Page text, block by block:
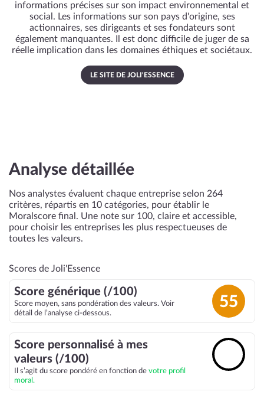
informations précises sur son impact environnemental et
social. Les informations sur son pays d'origine, ses
actionnaires, ses dirigeants et ses fondateurs sont
également manquantes. Il est donc difficile de juger de sa
réelle implication dans les domaines éthiques et sociétaux.
LE SITE DE JOLI'ESSENCE
Analyse détaillée
Nos analystes évaluent chaque entreprise selon 264
critères, répartis en 10 catégories, pour établir le
Moralscore final. Une note sur 100, claire et accessible,
pour choisir les entreprises les plus respectueuses de
toutes les valeurs.
Scores de Joli'Essence
Score générique (/100)
Score moyen, sans pondération des valeurs. Voir
détail de l’analyse ci-dessous.
55
Score personnalisé à mes
valeurs (/100)
Il s’agit du score pondéré en fonction de votre profil
moral.